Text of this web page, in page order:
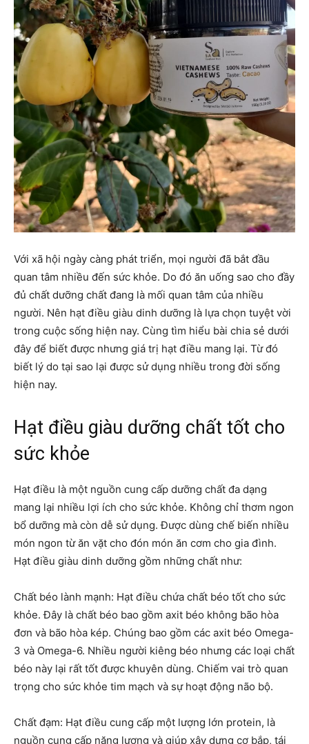
Với xã hội ngày càng phát triển, mọi người đã bắt đầu
quan tâm nhiều đến sức khỏe. Do đó ăn uống sao cho đầy
đủ chất dưỡng chất đang là mối quan tâm của nhiều
người. Nên hạt điều giàu dinh dưỡng là lựa chọn tuyệt vời
trong cuộc sống hiện nay. Cùng tìm hiểu bài chia sẻ dưới
đây để biết được nhưng giá trị hạt điều mang lại. Từ đó
biết lý do tại sao lại được sử dụng nhiều trong đời sống
hiện nay.
Hạt điều giàu dưỡng chất tốt cho
sức khỏe
Hạt điều là một nguồn cung cấp dưỡng chất đa dạng
mang lại nhiều lợi ích cho sức khỏe. Không chỉ thơm ngon
bổ dưỡng mà còn dễ sử dụng. Được dùng chế biến nhiều
món ngon từ ăn vặt cho đón món ăn cơm cho gia đình.
Hạt điều giàu dinh dưỡng gồm những chất như:
Chất béo lành mạnh: Hạt điều chứa chất béo tốt cho sức
khỏe. Đây là chất béo bao gồm axit béo không bão hòa
đơn và bão hòa kép. Chúng bao gồm các axit béo Omega-
3 và Omega-6. Nhiều người kiêng béo nhưng các loại chất
béo này lại rất tốt được khuyên dùng. Chiếm vai trò quan
trọng cho sức khỏe tim mạch và sự hoạt động não bộ.
Chất đạm: Hạt điều cung cấp một lượng lớn protein, là
nguồn cung cấp năng lượng và giúp xây dựng cơ bắp, tái